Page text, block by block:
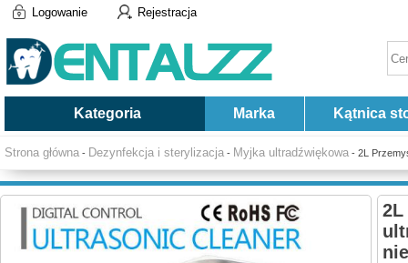
Logowanie Rejestracja
Kategoria Marka Kątnica
Strona główna - Dezynfekcja i sterylizacja - Myjka ultradźwiękowa - 2L
2L